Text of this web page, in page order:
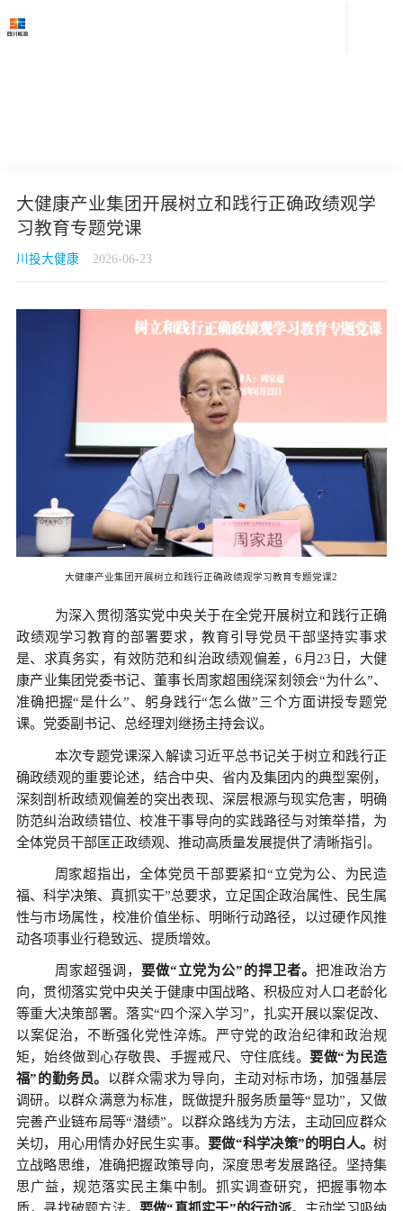
大健康产业集团开展树立和践行正确政绩观学
习教育专题党课
川投大健康 2026-06-23
大健康产业集团开展树立和践行正确政绩观学习教育专题党课2
为深入贯彻落实党中央关于在全党开展树立和践行正确
政绩观学习教育的部署要求，教育引导党员干部坚持实事求
是、求真务实，有效防范和纠治政绩观偏差，6月23日，大健
康产业集团党委书记、董事长周家超围绕深刻领会“为什么”、
准确把握“是什么”、躬身践行“怎么做”三个方面讲授专题党
课。党委副书记、总经理刘继扬主持会议。
本次专题党课深入解读习近平总书记关于树立和践行正
确政绩观的重要论述，结合中央、省内及集团内的典型案例，
深刻剖析政绩观偏差的突出表现、深层根源与现实危害，明确
防范纠治政绩错位、校准干事导向的实践路径与对策举措，为
全体党员干部匡正政绩观、推动高质量发展提供了清晰指引。
周家超指出，全体党员干部要紧扣“立党为公、为民造
福、科学决策、真抓实干”总要求，立足国企政治属性、民生属
性与市场属性，校准价值坐标、明晰行动路径，以过硬作风推
动各项事业行稳致远、提质增效。
周家超强调， 要做“立党为公”的捍卫者。把准政治方
向，贯彻落实党中央关于健康中国战略、积极应对人口老龄化
等重大决策部署。落实“四个深入学习”，扎实开展以案促改、
以案促治，不断强化党性淬炼。严守党的政治纪律和政治规
矩，始终做到心存敬畏、手握戒尺、守住底线。要做“为民造
福”的勤务员。 以群众需求为导向，主动对标市场，加强基层
调研。以群众满意为标准，既做提升服务质量等“显功”，又做
完善产业链布局等“潜绩”。以群众路线为方法，主动回应群众
关切，用心用情办好民生实事。要做“科学决策”的明白人。树
立战略思维，准确把握政策导向，深度思考发展路径。坚持集
思广益，规范落实民主集中制。抓实调查研究，把握事物本